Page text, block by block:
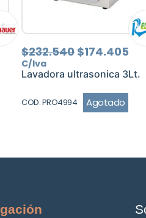
$232.540El
precio
original
$232.540.
$174.405
C/Iva
Lavadora ultrasonica 3Lt.
COD: PRO4994 Agotado
gación